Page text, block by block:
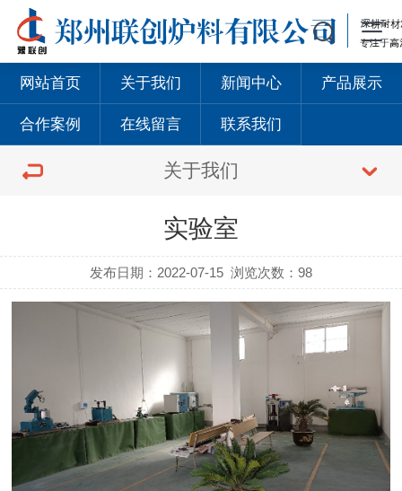
网站首页 关于我们 新闻中心 产品展示
合作案例 在线留言 联系我们
关于我们
实验室
发布日期：2022-07-15 浏览次数：98